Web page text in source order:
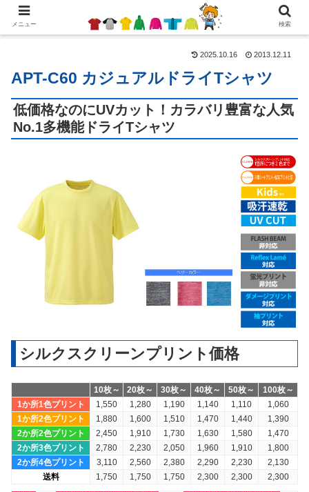
2025.10.16 2013.12.11
APT-C60 カジュアルドライTシャツ
低価格なのにUVカット！カラバリ豊富な人気
No.1多機能ドライTシャツ
シルクスクリーンプリント価格
10枚～ 20枚～ 30枚～ 40枚～ 50枚～
100枚～
1か所1色プリント
1,550 1,280 1,190 1,140 1,110
1,060
1か所2色プリント
1,880 1,600 1,510 1,470 1,440
1,390
2か所2色プリント
2,450 1,910 1,730 1,630 1,580
1,470
2か所3色プリント
2,780 2,230 2,050 1,960 1,910
1,800
2か所4色プリント
3,110 2,560 2,380 2,290 2,230
2,130
送料
1,750 1,750 1,750 2,300 2,300 2,300
メニュー 検索